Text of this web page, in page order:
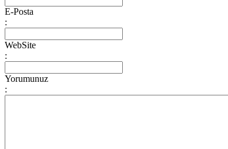
E-Posta
:
WebSite
:
Yorumunuz
: